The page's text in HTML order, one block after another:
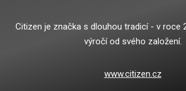
Citizen je značka s dlouhou tradicí - v roce
výročí od svého založení.
www.citizen.cz